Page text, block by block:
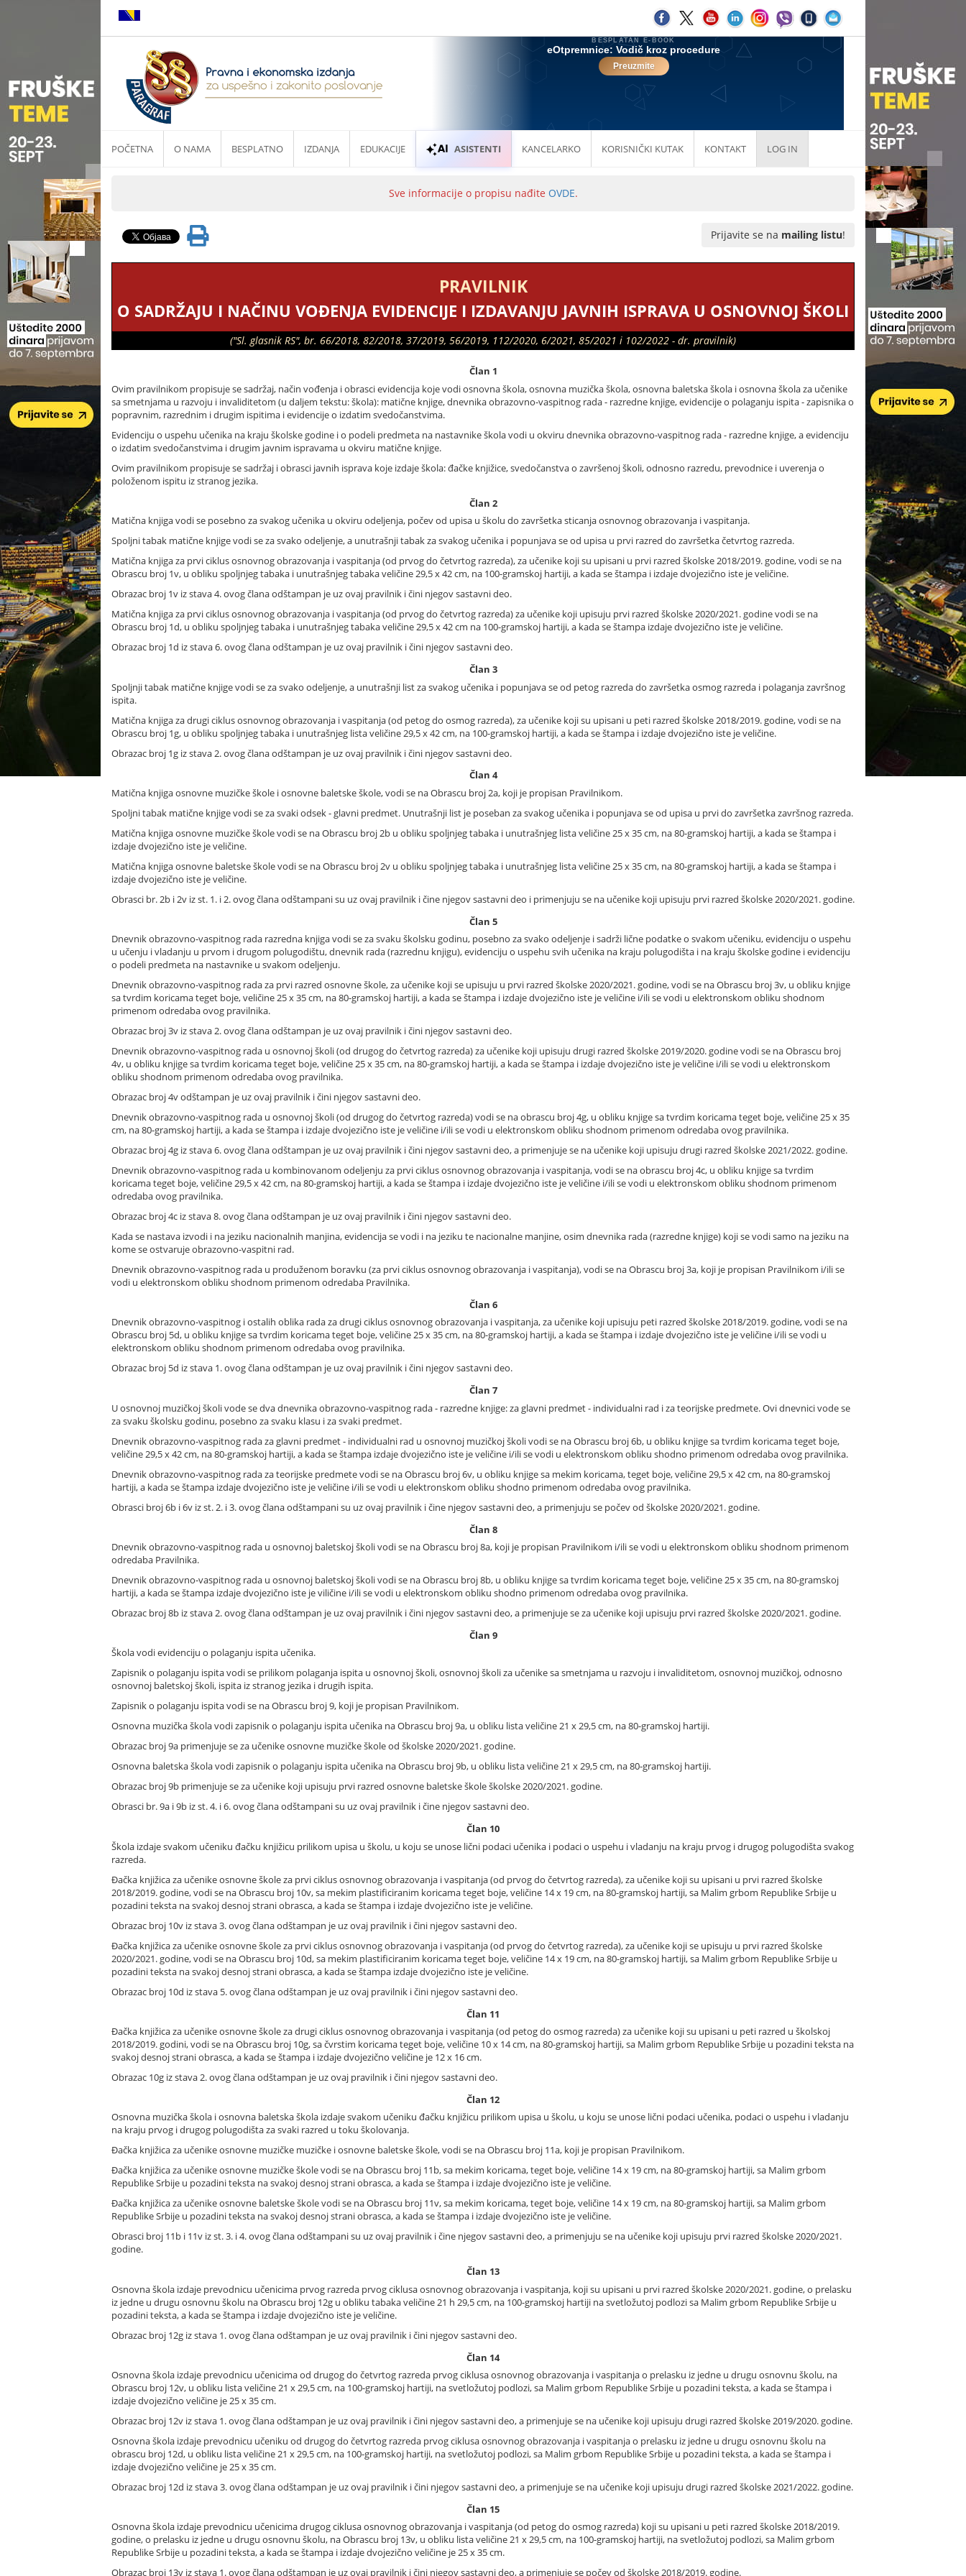
POČETNA O NAMA BESPLATNO IZDANJA EDUKACIJE ASISTENTI KANCELARKO KORISNIČKI KUTAK KONTAKT LOG IN
Sve informacije o propisu nađite OVDE.
Prijavite se na mailing listu!
PRAVILNIK
O SADRŽAJU I NAČINU VOĐENJA EVIDENCIJE I IZDAVANJU JAVNIH ISPRAVA U OSNOVNOJ ŠKOLI
("Sl. glasnik RS", br. 66/2018, 82/2018, 37/2019, 56/2019, 112/2020, 6/2021, 85/2021 i 102/2022 - dr. pravilnik)
Član 1
Ovim pravilnikom propisuje se sadržaj, način vođenja i obrasci evidencija koje vodi osnovna škola, osnovna muzička škola, osnovna baletska škola i osnovna škola za učenike
sa smetnjama u razvoju i invaliditetom (u daljem tekstu: škola): matične knjige, dnevnika obrazovno-vaspitnog rada - razredne knjige, evidencije o polaganju ispita - zapisnika o
popravnim, razrednim i drugim ispitima i evidencije o izdatim svedočanstvima.
Evidenciju o uspehu učenika na kraju školske godine i o podeli predmeta na nastavnike škola vodi u okviru dnevnika obrazovno-vaspitnog rada - razredne knjige, a evidenciju
o izdatim svedočanstvima i drugim javnim ispravama u okviru matične knjige.
Ovim pravilnikom propisuje se sadržaj i obrasci javnih isprava koje izdaje škola: đačke knjižice, svedočanstva o završenoj školi, odnosno razredu, prevodnice i uverenja o
položenom ispitu iz stranog jezika.
Član 2
Matična knjiga vodi se posebno za svakog učenika u okviru odeljenja, počev od upisa u školu do završetka sticanja osnovnog obrazovanja i vaspitanja.
Spoljni tabak matične knjige vodi se za svako odeljenje, a unutrašnji tabak za svakog učenika i popunjava se od upisa u prvi razred do završetka četvrtog razreda.
Matična knjiga za prvi ciklus osnovnog obrazovanja i vaspitanja (od prvog do četvrtog razreda), za učenike koji su upisani u prvi razred školske 2018/2019. godine, vodi se na
Obrascu broj 1v, u obliku spoljnjeg tabaka i unutrašnjeg tabaka veličine 29,5 x 42 cm, na 100-gramskoj hartiji, a kada se štampa i izdaje dvojezično iste je veličine.
Obrazac broj 1v iz stava 4. ovog člana odštampan je uz ovaj pravilnik i čini njegov sastavni deo.
Matična knjiga za prvi ciklus osnovnog obrazovanja i vaspitanja (od prvog do četvrtog razreda) za učenike koji upisuju prvi razred školske 2020/2021. godine vodi se na
Obrascu broj 1d, u obliku spoljnjeg tabaka i unutrašnjeg tabaka veličine 29,5 x 42 cm na 100-gramskoj hartiji, a kada se štampa izdaje dvojezično iste je veličine.
Obrazac broj 1d iz stava 6. ovog člana odštampan je uz ovaj pravilnik i čini njegov sastavni deo.
Član 3
Spoljnji tabak matične knjige vodi se za svako odeljenje, a unutrašnji list za svakog učenika i popunjava se od petog razreda do završetka osmog razreda i polaganja završnog
ispita.
Matična knjiga za drugi ciklus osnovnog obrazovanja i vaspitanja (od petog do osmog razreda), za učenike koji su upisani u peti razred školske 2018/2019. godine, vodi se na
Obrascu broj 1g, u obliku spoljnjeg tabaka i unutrašnjeg lista veličine 29,5 x 42 cm, na 100-gramskoj hartiji, a kada se štampa i izdaje dvojezično iste je veličine.
Obrazac broj 1g iz stava 2. ovog člana odštampan je uz ovaj pravilnik i čini njegov sastavni deo.
Član 4
Matična knjiga osnovne muzičke škole i osnovne baletske škole, vodi se na Obrascu broj 2a, koji je propisan Pravilnikom.
Spoljni tabak matične knjige vodi se za svaki odsek - glavni predmet. Unutrašnji list je poseban za svakog učenika i popunjava se od upisa u prvi do završetka završnog razreda.
Matična knjiga osnovne muzičke škole vodi se na Obrascu broj 2b u obliku spoljnjeg tabaka i unutrašnjeg lista veličine 25 x 35 cm, na 80-gramskoj hartiji, a kada se štampa i
izdaje dvojezično iste je veličine.
Matična knjiga osnovne baletske škole vodi se na Obrascu broj 2v u obliku spoljnjeg tabaka i unutrašnjeg lista veličine 25 x 35 cm, na 80-gramskoj hartiji, a kada se štampa i
izdaje dvojezično iste je veličine.
Obrasci br. 2b i 2v iz st. 1. i 2. ovog člana odštampani su uz ovaj pravilnik i čine njegov sastavni deo i primenjuju se na učenike koji upisuju prvi razred školske 2020/2021. godine.
Član 5
Dnevnik obrazovno-vaspitnog rada razredna knjiga vodi se za svaku školsku godinu, posebno za svako odeljenje i sadrži lične podatke o svakom učeniku, evidenciju o uspehu
u učenju i vladanju u prvom i drugom polugodištu, dnevnik rada (razrednu knjigu), evidenciju o uspehu svih učenika na kraju polugodišta i na kraju školske godine i evidenciju
o podeli predmeta na nastavnike u svakom odeljenju.
Dnevnik obrazovno-vaspitnog rada za prvi razred osnovne škole, za učenike koji se upisuju u prvi razred školske 2020/2021. godine, vodi se na Obrascu broj 3v, u obliku knjige
sa tvrdim koricama teget boje, veličine 25 x 35 cm, na 80-gramskoj hartiji, a kada se štampa i izdaje dvojezično iste je veličine i/ili se vodi u elektronskom obliku shodnom
primenom odredaba ovog pravilnika.
Obrazac broj 3v iz stava 2. ovog člana odštampan je uz ovaj pravilnik i čini njegov sastavni deo.
Dnevnik obrazovno-vaspitnog rada u osnovnoj školi (od drugog do četvrtog razreda) za učenike koji upisuju drugi razred školske 2019/2020. godine vodi se na Obrascu broj
4v, u obliku knjige sa tvrdim koricama teget boje, veličine 25 x 35 cm, na 80-gramskoj hartiji, a kada se štampa i izdaje dvojezično iste je veličine i/ili se vodi u elektronskom
obliku shodnom primenom odredaba ovog pravilnika.
Obrazac broj 4v odštampan je uz ovaj pravilnik i čini njegov sastavni deo.
Dnevnik obrazovno-vaspitnog rada u osnovnoj školi (od drugog do četvrtog razreda) vodi se na obrascu broj 4g, u obliku knjige sa tvrdim koricama teget boje, veličine 25 x 35
cm, na 80-gramskoj hartiji, a kada se štampa i izdaje dvojezično iste je veličine i/ili se vodi u elektronskom obliku shodnom primenom odredaba ovog pravilnika.
Obrazac broj 4g iz stava 6. ovog člana odštampan je uz ovaj pravilnik i čini njegov sastavni deo, a primenjuje se na učenike koji upisuju drugi razred školske 2021/2022. godine.
Dnevnik obrazovno-vaspitnog rada u kombinovanom odeljenju za prvi ciklus osnovnog obrazovanja i vaspitanja, vodi se na obrascu broj 4c, u obliku knjige sa tvrdim
koricama teget boje, veličine 29,5 x 42 cm, na 80-gramskoj hartiji, a kada se štampa i izdaje dvojezično iste je veličine i/ili se vodi u elektronskom obliku shodnom primenom
odredaba ovog pravilnika.
Obrazac broj 4c iz stava 8. ovog člana odštampan je uz ovaj pravilnik i čini njegov sastavni deo.
Kada se nastava izvodi i na jeziku nacionalnih manjina, evidencija se vodi i na jeziku te nacionalne manjine, osim dnevnika rada (razredne knjige) koji se vodi samo na jeziku na
kome se ostvaruje obrazovno-vaspitni rad.
Dnevnik obrazovno-vaspitnog rada u produženom boravku (za prvi ciklus osnovnog obrazovanja i vaspitanja), vodi se na Obrascu broj 3a, koji je propisan Pravilnikom i/ili se
vodi u elektronskom obliku shodnom primenom odredaba Pravilnika.
Član 6
Dnevnik obrazovno-vaspitnog i ostalih oblika rada za drugi ciklus osnovnog obrazovanja i vaspitanja, za učenike koji upisuju peti razred školske 2018/2019. godine, vodi se na
Obrascu broj 5d, u obliku knjige sa tvrdim koricama teget boje, veličine 25 x 35 cm, na 80-gramskoj hartiji, a kada se štampa i izdaje dvojezično iste je veličine i/ili se vodi u
elektronskom obliku shodnom primenom odredaba ovog pravilnika.
Obrazac broj 5d iz stava 1. ovog člana odštampan je uz ovaj pravilnik i čini njegov sastavni deo.
Član 7
U osnovnoj muzičkoj školi vode se dva dnevnika obrazovno-vaspitnog rada - razredne knjige: za glavni predmet - individualni rad i za teorijske predmete. Ovi dnevnici vode se
za svaku školsku godinu, posebno za svaku klasu i za svaki predmet.
Dnevnik obrazovno-vaspitnog rada za glavni predmet - individualni rad u osnovnoj muzičkoj školi vodi se na Obrascu broj 6b, u obliku knjige sa tvrdim koricama teget boje,
veličine 29,5 x 42 cm, na 80-gramskoj hartiji, a kada se štampa izdaje dvojezično iste je veličine i/ili se vodi u elektronskom obliku shodno primenom odredaba ovog pravilnika.
Dnevnik obrazovno-vaspitnog rada za teorijske predmete vodi se na Obrascu broj 6v, u obliku knjige sa mekim koricama, teget boje, veličine 29,5 x 42 cm, na 80-gramskoj
hartiji, a kada se štampa izdaje dvojezično iste je veličine i/ili se vodi u elektronskom obliku shodno primenom odredaba ovog pravilnika.
Obrasci broj 6b i 6v iz st. 2. i 3. ovog člana odštampani su uz ovaj pravilnik i čine njegov sastavni deo, a primenjuju se počev od školske 2020/2021. godine.
Član 8
Dnevnik obrazovno-vaspitnog rada u osnovnoj baletskoj školi vodi se na Obrascu broj 8a, koji je propisan Pravilnikom i/ili se vodi u elektronskom obliku shodnom primenom
odredaba Pravilnika.
Dnevnik obrazovno-vaspitnog rada u osnovnoj baletskoj školi vodi se na Obrascu broj 8b, u obliku knjige sa tvrdim koricama teget boje, veličine 25 x 35 cm, na 80-gramskoj
hartiji, a kada se štampa izdaje dvojezično iste je viličine i/ili se vodi u elektronskom obliku shodno primenom odredaba ovog pravilnika.
Obrazac broj 8b iz stava 2. ovog člana odštampan je uz ovaj pravilnik i čini njegov sastavni deo, a primenjuje se za učenike koji upisuju prvi razred školske 2020/2021. godine.
Član 9
Škola vodi evidenciju o polaganju ispita učenika.
Zapisnik o polaganju ispita vodi se prilikom polaganja ispita u osnovnoj školi, osnovnoj školi za učenike sa smetnjama u razvoju i invaliditetom, osnovnoj muzičkoj, odnosno
osnovnoj baletskoj školi, ispita iz stranog jezika i drugih ispita.
Zapisnik o polaganju ispita vodi se na Obrascu broj 9, koji je propisan Pravilnikom.
Osnovna muzička škola vodi zapisnik o polaganju ispita učenika na Obrascu broj 9a, u obliku lista veličine 21 x 29,5 cm, na 80-gramskoj hartiji.
Obrazac broj 9a primenjuje se za učenike osnovne muzičke škole od školske 2020/2021. godine.
Osnovna baletska škola vodi zapisnik o polaganju ispita učenika na Obrascu broj 9b, u obliku lista veličine 21 x 29,5 cm, na 80-gramskoj hartiji.
Obrazac broj 9b primenjuje se za učenike koji upisuju prvi razred osnovne baletske škole školske 2020/2021. godine.
Obrasci br. 9a i 9b iz st. 4. i 6. ovog člana odštampani su uz ovaj pravilnik i čine njegov sastavni deo.
Član 10
Škola izdaje svakom učeniku đačku knjižicu prilikom upisa u školu, u koju se unose lični podaci učenika i podaci o uspehu i vladanju na kraju prvog i drugog polugodišta svakog
razreda.
Đačka knjižica za učenike osnovne škole za prvi ciklus osnovnog obrazovanja i vaspitanja (od prvog do četvrtog razreda), za učenike koji su upisani u prvi razred školske
2018/2019. godine, vodi se na Obrascu broj 10v, sa mekim plastificiranim koricama teget boje, veličine 14 x 19 cm, na 80-gramskoj hartiji, sa Malim grbom Republike Srbije u
pozadini teksta na svakoj desnoj strani obrasca, a kada se štampa i izdaje dvojezično iste je veličine.
Obrazac broj 10v iz stava 3. ovog člana odštampan je uz ovaj pravilnik i čini njegov sastavni deo.
Đačka knjižica za učenike osnovne škole za prvi ciklus osnovnog obrazovanja i vaspitanja (od prvog do četvrtog razreda), za učenike koji se upisuju u prvi razred školske
2020/2021. godine, vodi se na Obrascu broj 10d, sa mekim plastificiranim koricama teget boje, veličine 14 x 19 cm, na 80-gramskoj hartiji, sa Malim grbom Republike Srbije u
pozadini teksta na svakoj desnoj strani obrasca, a kada se štampa izdaje dvojezično iste je veličine.
Obrazac broj 10d iz stava 5. ovog člana odštampan je uz ovaj pravilnik i čini njegov sastavni deo.
Član 11
Đačka knjižica za učenike osnovne škole za drugi ciklus osnovnog obrazovanja i vaspitanja (od petog do osmog razreda) za učenike koji su upisani u peti razred u školskoj
2018/2019. godini, vodi se na Obrascu broj 10g, sa čvrstim koricama teget boje, veličine 10 x 14 cm, na 80-gramskoj hartiji, sa Malim grbom Republike Srbije u pozadini teksta na
svakoj desnoj strani obrasca, a kada se štampa i izdaje dvojezično veličine je 12 x 16 cm.
Obrazac 10g iz stava 2. ovog člana odštampan je uz ovaj pravilnik i čini njegov sastavni deo.
Član 12
Osnovna muzička škola i osnovna baletska škola izdaje svakom učeniku đačku knjižicu prilikom upisa u školu, u koju se unose lični podaci učenika, podaci o uspehu i vladanju
na kraju prvog i drugog polugodišta za svaki razred u toku školovanja.
Đačka knjižica za učenike osnovne muzičke muzičke i osnovne baletske škole, vodi se na Obrascu broj 11a, koji je propisan Pravilnikom.
Đačka knjižica za učenike osnovne muzičke škole vodi se na Obrascu broj 11b, sa mekim koricama, teget boje, veličine 14 x 19 cm, na 80-gramskoj hartiji, sa Malim grbom
Republike Srbije u pozadini teksta na svakoj desnoj strani obrasca, a kada se štampa i izdaje dvojezično iste je veličine.
Đačka knjižica za učenike osnovne baletske škole vodi se na Obrascu broj 11v, sa mekim koricama, teget boje, veličine 14 x 19 cm, na 80-gramskoj hartiji, sa Malim grbom
Republike Srbije u pozadini teksta na svakoj desnoj strani obrasca, a kada se štampa i izdaje dvojezično iste je veličine.
Obrasci broj 11b i 11v iz st. 3. i 4. ovog člana odštampani su uz ovaj pravilnik i čine njegov sastavni deo, a primenjuju se na učenike koji upisuju prvi razred školske 2020/2021.
godine.
Član 13
Osnovna škola izdaje prevodnicu učenicima prvog razreda prvog ciklusa osnovnog obrazovanja i vaspitanja, koji su upisani u prvi razred školske 2020/2021. godine, o prelasku
iz jedne u drugu osnovnu školu na Obrascu broj 12g u obliku tabaka veličine 21 h 29,5 cm, na 100-gramskoj hartiji na svetložutoj podlozi sa Malim grbom Republike Srbije u
pozadini teksta, a kada se štampa i izdaje dvojezično iste je veličine.
Obrazac broj 12g iz stava 1. ovog člana odštampan je uz ovaj pravilnik i čini njegov sastavni deo.
Član 14
Osnovna škola izdaje prevodnicu učenicima od drugog do četvrtog razreda prvog ciklusa osnovnog obrazovanja i vaspitanja o prelasku iz jedne u drugu osnovnu školu, na
Obrascu broj 12v, u obliku lista veličine 21 x 29,5 cm, na 100-gramskoj hartiji, na svetložutoj podlozi, sa Malim grbom Republike Srbije u pozadini teksta, a kada se štampa i
izdaje dvojezično veličine je 25 x 35 cm.
Obrazac broj 12v iz stava 1. ovog člana odštampan je uz ovaj pravilnik i čini njegov sastavni deo, a primenjuje se na učenike koji upisuju drugi razred školske 2019/2020. godine.
Osnovna škola izdaje prevodnicu učeniku od drugog do četvrtog razreda prvog ciklusa osnovnog obrazovanja i vaspitanja o prelasku iz jedne u drugu osnovnu školu na
obrascu broj 12d, u obliku lista veličine 21 x 29,5 cm, na 100-gramskoj hartiji, na svetložutoj podlozi, sa Malim grbom Republike Srbije u pozadini teksta, a kada se štampa i
izdaje dvojezično veličine je 25 x 35 cm.
Obrazac broj 12d iz stava 3. ovog člana odštampan je uz ovaj pravilnik i čini njegov sastavni deo, a primenjuje se na učenike koji upisuju drugi razred školske 2021/2022. godine.
Član 15
Osnovna škola izdaje prevodnicu učenicima drugog ciklusa osnovnog obrazovanja i vaspitanja (od petog do osmog razreda) koji su upisani u peti razred školske 2018/2019.
godine, o prelasku iz jedne u drugu osnovnu školu, na Obrascu broj 13v, u obliku lista veličine 21 x 29,5 cm, na 100-gramskoj hartiji, na svetložutoj podlozi, sa Malim grbom
Republike Srbije u pozadini teksta, a kada se štampa i izdaje dvojezično veličine je 25 x 35 cm.
Obrazac broj 13v iz stava 1. ovog člana odštampan je uz ovaj pravilnik i čini njegov sastavni deo, a primenjuje se počev od školske 2018/2019. godine.